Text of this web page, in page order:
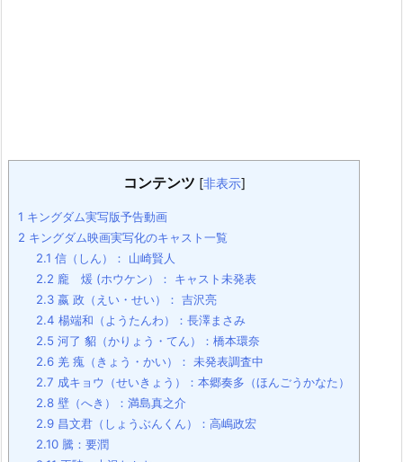
コンテンツ [非表示]
1 キングダム実写版予告動画
2 キングダム映画実写化のキャスト一覧
2.1 信（しん）： 山崎賢人
2.2 龐 煖 (ホウケン）： キャスト未発表
2.3嬴 政（えい・せい）： 吉沢亮
2.4 楊端和（ようたんわ）：長澤まさみ
2.5 河了 貂（かりょう・てん）：橋本環奈
2.6羌 瘣（きょう・かい）： 未発表調査中
2.7 成キョウ（せいきょう）：本郷奏多（ほんごうかなた）
2.8壁（へき）：満島真之介
2.9昌文君（しょうぶんくん）：高嶋政宏
2.10騰：要潤